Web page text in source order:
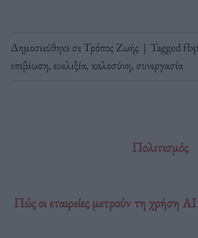
Δημοσιεύθηκε σεΤρόπος Ζωής | Tagged
επιβίωση, ευελιξία,καλοσύνη,συνεργασία
Πολιτισμός
Πώς οι εταιρείες μετρούν τη χρήση